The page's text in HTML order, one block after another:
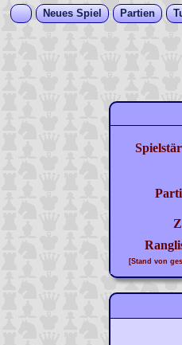
Neues Spiel Partien
[Stand von